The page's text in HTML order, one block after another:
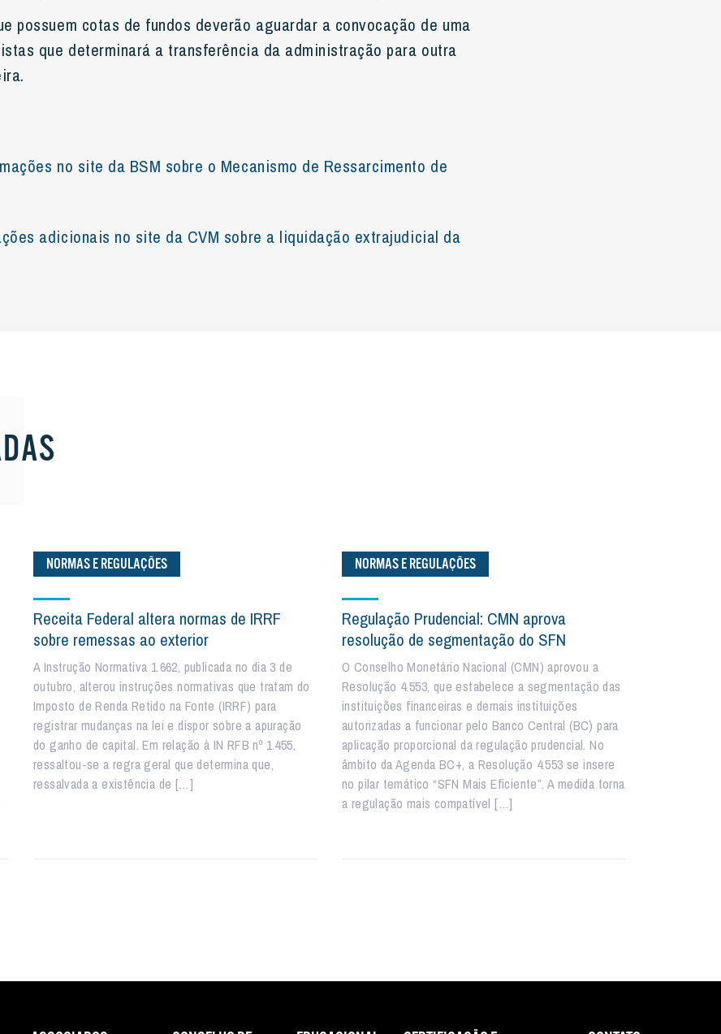
possuem cotas de fundos deverão aguardar a convocação de uma
que determinará a transferência da administração para outra
no site da BSM sobre o Mecanismo de Ressarcimento de
adicionais no site da CVM sobre a liquidação extrajudicial da
NORMAS E REGULAÇÕES
Receita Federal altera normas de IRRF
sobre remessas ao exterior
A Instrução Normativa 1.662, publicada no dia 3 de
outubro, alterou instruções normativas que tratam do
Imposto de Renda Retido na Fonte (IRRF) para
registrar mudanças na lei e dispor sobre a apuração
do ganho de capital. Em relação à IN RFB nº 1.455,
ressaltou-se a regra geral que determina que,
ressalvada a existência de […]
NORMAS E REGULAÇÕES
Regulação Prudencial: CMN aprova
resolução de segmentação do SFN
O Conselho Monetário Nacional (CMN) aprovou a
Resolução 4.553, que estabelece a segmentação das
instituições financeiras e demais instituições
autorizadas a funcionar pelo Banco Central (BC) para
aplicação proporcional da regulação prudencial. No
âmbito da Agenda BC+, a Resolução 4.553 se insere
no pilar temático “SFN Mais Eficiente”. A medida torna
a regulação mais compatível […]